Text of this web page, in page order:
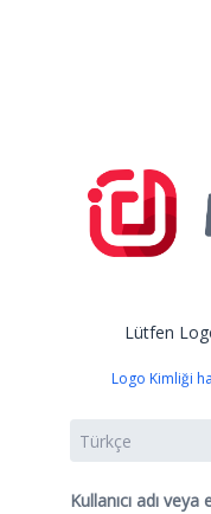
Lütfen
Logo Kimliği
Kullanıcı adı